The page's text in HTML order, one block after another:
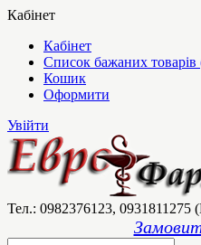
Кабінет
Кабінет
Список бажаних товарів
Кошик
Оформити
Увійти
Тел.: 0982376123, 0931811275